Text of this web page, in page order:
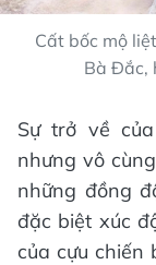
Cất bốc mộ
Bà Đắc,
Sự trở về
nhưng vô
những đồng
đặc biệt xúc
của cựu chiến